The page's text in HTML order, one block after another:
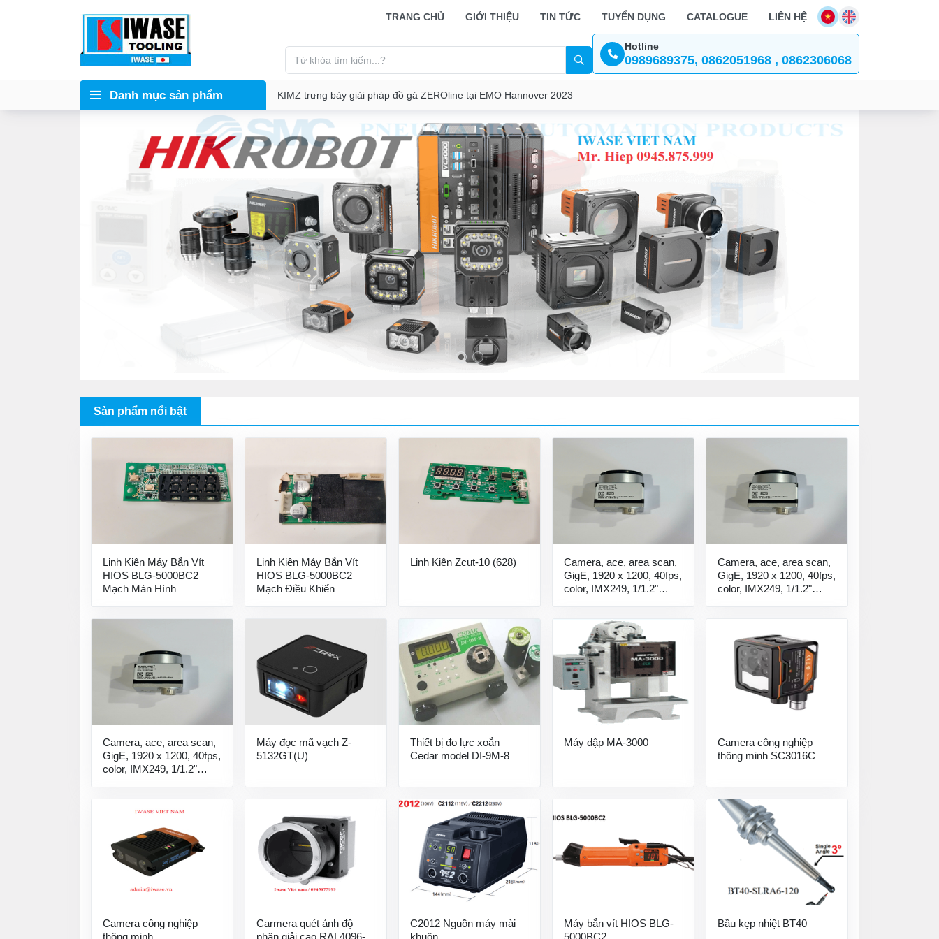
TRANG CHỦ GIỚI THIỆU TIN TỨC TUYỂN DỤNG CATALOGUE LIÊN HỆ
Hotline
0989689375, 0862051968 , 0862306068
Danh mục sản phẩm KIMZ trưng bày giải pháp đồ gá ZEROline tại EMO Hannover 2023
Sản phẩm nổi bật
Linh Kiện Máy Bắn Vít
HIOS BLG-5000BC2
Mạch Màn Hình
Linh Kiện Máy Bắn Vít
HIOS BLG-5000BC2
Mạch Điều Khiển
Linh Kiện Zcut-10 (628)
Camera, ace, area scan,
GigE, 1920 x 1200, 40fps,
color, IMX249, 1/1.2"
Camera, ace, area scan,
GigE, 1920 x 1200, 40fps,
color, IMX249, 1/1.2"
Camera, ace, area scan,
GigE, 1920 x 1200, 40fps,
color, IMX249, 1/1.2"
Máy đọc mã vạch Z-
5132GT(U)
Thiết bị đo lực xoắn
Cedar model DI-9M-8
Máy dập MA-3000
Camera công nghiệp
thông minh SC3016C
Camera công nghiệp
thông minh
Carmera quét ảnh độ
phân giải cao RAL4096-
C2012 Nguồn máy mài
khuôn
Máy bắn vít HIOS BLG-
5000BC2
Bầu kẹp nhiệt BT40